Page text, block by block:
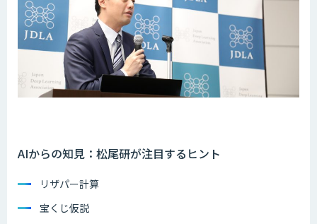
AIからの知見：松尾研が注目するヒント
リザパー計算
宝くじ仮説